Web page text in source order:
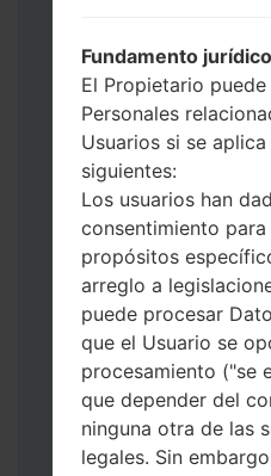
Presione y
tecla de
volumen y la tecla
Presione y
teclas de Subir y
luego conecte un
Presione y
tecla de
volumen y la tecla
Conecte un
mantenga
y la tecla de Bajar
Presione y
tecla de
volumen.
Fundamento
El Propietario
Personales
Usuarios si se
siguientes:
Los usuarios han
consentimiento
propósitos
arreglo a
puede procesar
que el Usuario se
procesamiento ("se
que depender del
ninguna otra de las
legales. Sin